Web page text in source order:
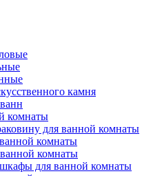
камня
комнаты
для ванной комнаты
комнаты
комнаты
для ванной комнаты